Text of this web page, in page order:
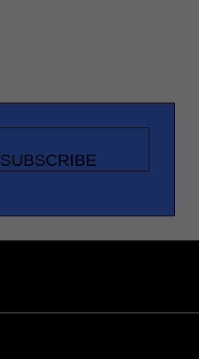
SUBSCRIBE